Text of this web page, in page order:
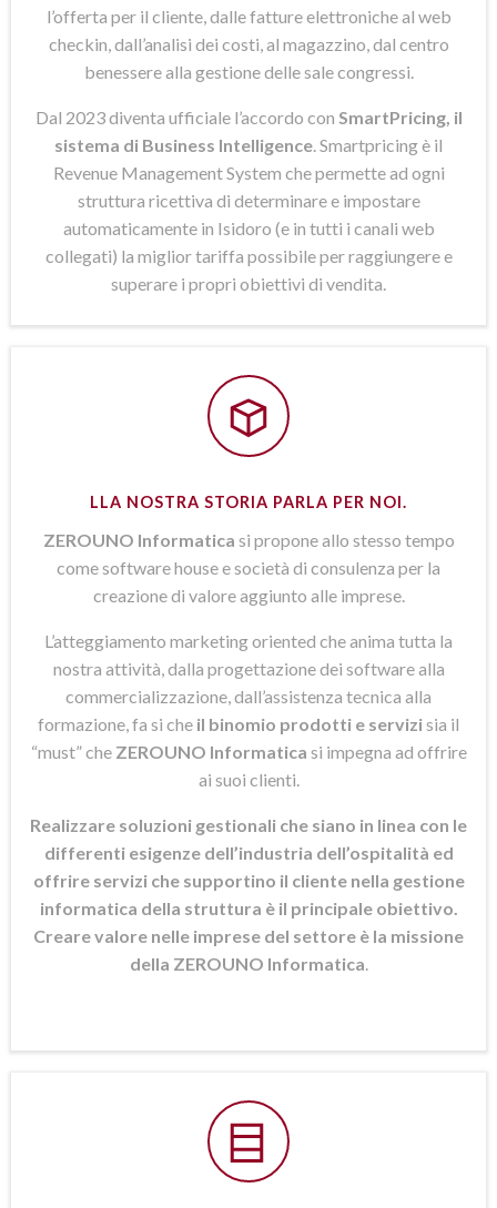
l’offerta per il cliente, dalle fatture elettroniche al web
checkin, dall’analisi dei costi, al magazzino, dal centro
benessere alla gestione delle sale congressi.
Dal 2023 diventa ufficiale l’accordo con SmartPricing, il
sistema di Business Intelligence . Smartpricing è il
Revenue Management System che permette ad ogni
struttura ricettiva di determinare e impostare
automaticamente in Isidoro (e in tutti i canali web
collegati) la miglior tariffa possibile per raggiungere e
superare i propri obiettivi di vendita.
LLA NOSTRA STORIA PARLA PER NOI.
ZEROUNO Informatica si propone allo stesso tempo
come software house e società di consulenza per la
creazione di valore aggiunto alle imprese.
L’atteggiamento marketing oriented che anima tutta la
nostra attività, dalla progettazione dei software alla
commercializzazione, dall’assistenza tecnica alla
formazione, fa si che il binomio prodotti e servizisia il
“must” che ZEROUNO Informatica si impegna ad offrire
ai suoi clienti.
Realizzare soluzioni gestionali che siano in linea con le
differenti esigenze dell’industria dell’ospitalità ed
offrire servizi che supportino il cliente nella gestione
informatica della struttura è il principale obiettivo.
Creare valore nelle imprese del settore è la missione
della ZEROUNO Informatica